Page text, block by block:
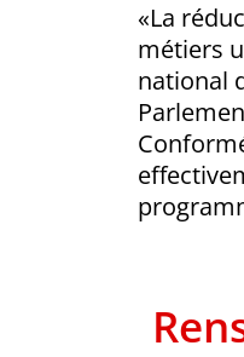
«La
métiers
national